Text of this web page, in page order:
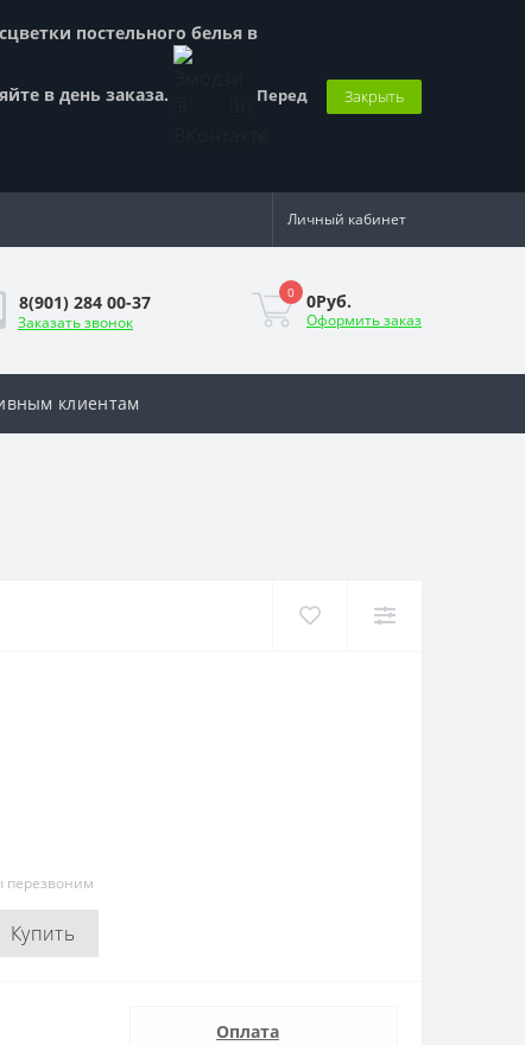
постельного белья в
в день заказа. Перед Закрыть
Личный кабинет
8(901) 284 00-37
Заказать звонок
0 0Руб.
Оформить заказ
клиентам
перезвоним
Купить
Оплата